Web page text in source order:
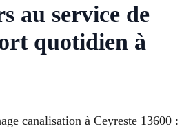
au service de
quotidien à
canalisation à Ceyreste 13600 :